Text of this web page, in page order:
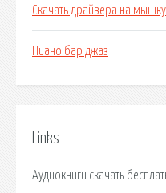
Скачать драйвера на
Пиано бар джаз
Links
Аудиокниги скачать